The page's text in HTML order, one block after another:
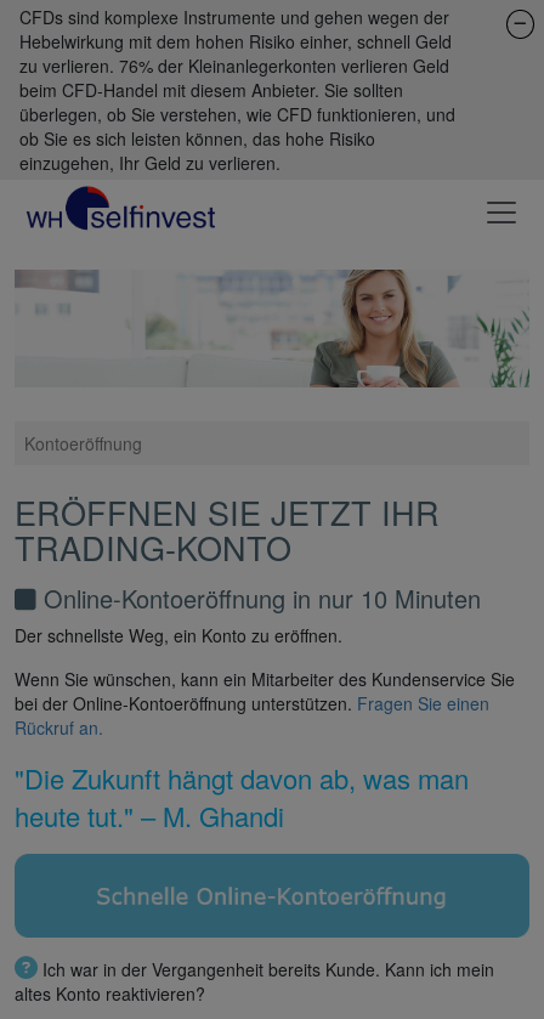
CFDs sind komplexe Instrumente und gehen wegen der
Hebelwirkung mit dem hohen Risiko einher, schnell Geld
zu verlieren. 76% der Kleinanlegerkonten verlieren Geld
beim CFD-Handel mit diesem Anbieter. Sie sollten
überlegen, ob Sie verstehen, wie CFD funktionieren, und
ob Sie es sich leisten können, das hohe Risiko
einzugehen, Ihr Geld zu verlieren.
Kontoeröffnung
ERÖFFNEN SIE JETZT IHR
TRADING-KONTO
Online-Kontoeröffnung in nur 10 Minuten
Der schnellste Weg, ein Konto zu eröffnen.
Wenn Sie wünschen, kann ein Mitarbeiter des Kundenservice Sie
bei der Online-Kontoeröffnung unterstützen. Fragen Sie einen
Rückruf an.
"Die Zukunft hängt davon ab, was man
heute tut." – M. Ghandi
Ich war in der Vergangenheit bereits Kunde. Kann ich mein
altes Konto reaktivieren?